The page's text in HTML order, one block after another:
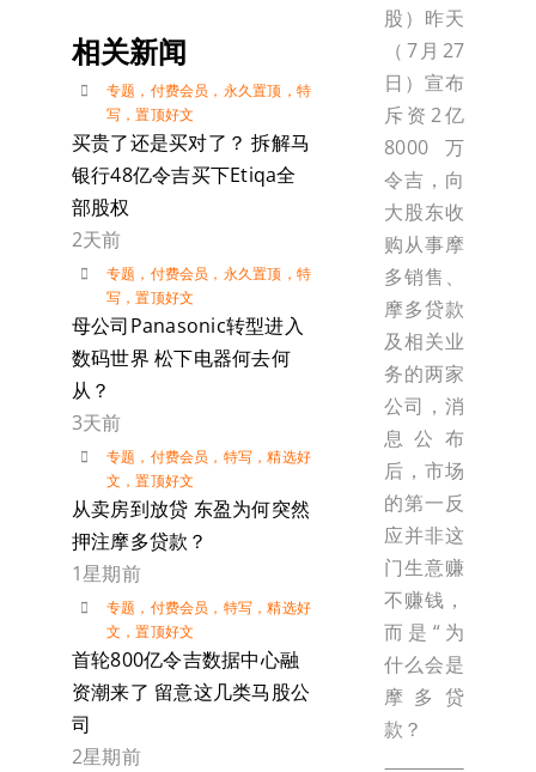
相关新闻
专题 ， 付费会员 ， 永久置顶 ， 特
写 ，置顶好文
买贵了还是买对了？ 拆解马
银行48亿令吉买下Etiqa全
部股权
2天前
专题 ， 付费会员 ， 永久置顶 ， 特
写 ，置顶好文
母公司Panasonic转型进入
数码世界 松下电器何去何
从？
3天前
专题 ， 付费会员 ， 特写 ，精选好
文 ，置顶好文
从卖房到放贷 东盈为何突然
押注摩多贷款？
1星期前
专题 ， 付费会员 ， 特写 ，精选好
文 ，置顶好文
首轮800亿令吉数据中心融
资潮来了 留意这几类马股公
司
2星期前
股）昨天
（7月27
日）宣布
斥资2亿
8000万
令吉，向
大股东收
购从事摩
多销售、
摩多贷款
及相关业
务的两家
公司，消
息公布
后，市场
的第一反
应并非这
门生意赚
不赚钱，
而是“为
什么会是
摩多贷
款？